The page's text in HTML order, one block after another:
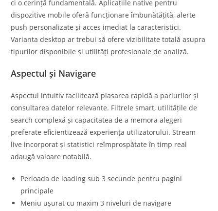
ci o cerință fundamentală. Aplicațiile native pentru
dispozitive mobile oferă funcționare îmbunătățită, alerte
push personalizate și acces imediat la caracteristici.
Varianta desktop ar trebui să ofere vizibilitate totală asupra
tipurilor disponibile și utilități profesionale de analiză.
Aspectul și Navigare
Aspectul intuitiv facilitează plasarea rapidă a pariurilor și
consultarea datelor relevante. Filtrele smart, utilitățile de
search complexă și capacitatea de a memora alegeri
preferate eficientizează experiența utilizatorului. Stream
live incorporat și statistici reîmprospătate în timp real
adaugă valoare notabilă.
Perioada de loading sub 3 secunde pentru pagini
principale
Meniu ușurat cu maxim 3 niveluri de navigare